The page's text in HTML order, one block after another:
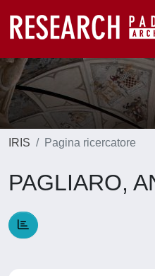
IRIS Pagina ricercatore
PAGLIARO,